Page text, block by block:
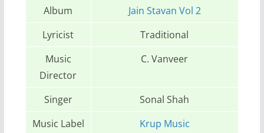
Album
Jain Stavan Vol 2
Lyricist
Traditional
Music
Director
C. Vanveer
Singer
Sonal Shah
Music Label
Krup Music